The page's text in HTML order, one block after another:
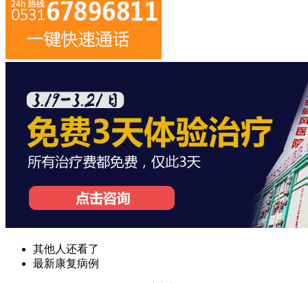
其他人还看了
最新康复病例